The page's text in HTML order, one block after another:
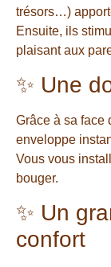
trésors…)
Ensuite, ils
plaisant aux
✨ Une
Grâce à sa face
enveloppe
Vous vous
bouger.
✨ Un
confort